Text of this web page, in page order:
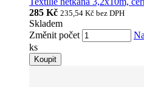
285 Kč 235,54 Kč bez DPH
Skladem
Změnit počet
ks
Koupit